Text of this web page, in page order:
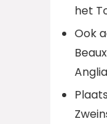
het
Ook